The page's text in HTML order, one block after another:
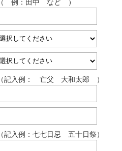
（ 例：田中 など ）
（記入例： 亡父 大和太郎 ）
（記入例：七七日忌 五十日祭）